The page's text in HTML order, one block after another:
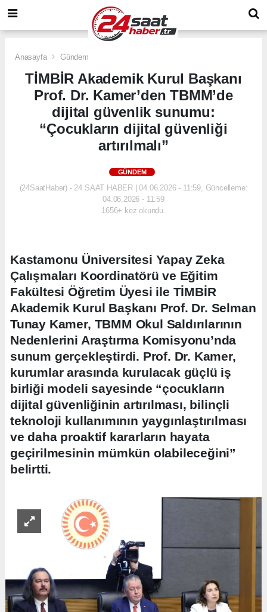
Anasayfa Gündem
TİMBİR Akademik Kurul Başkanı
Prof. Dr. Kamer’den TBMM’de
dijital güvenlik sunumu:
“Çocukların dijital güvenliği
artırılmalı”
GÜNDEM
(24SaatHaber) - 24 SAAT HABER | 04.06.2026 - 11:59, Güncelleme:
04.06.2026 - 11:59
1656+ kez okundu.
Kastamonu Üniversitesi Yapay Zeka
Çalışmaları Koordinatörü ve Eğitim
Fakültesi Öğretim Üyesi ile TİMBİR
Akademik Kurul Başkanı Prof. Dr. Selman
Tunay Kamer, TBMM Okul Saldırılarının
Nedenlerini Araştırma Komisyonu’nda
sunum gerçekleştirdi. Prof. Dr. Kamer,
kurumlar arasında kurulacak güçlü iş
birliği modeli sayesinde “çocukların
dijital güvenliğinin artırılması, bilinçli
teknoloji kullanımının yaygınlaştırılması
ve daha proaktif kararların hayata
geçirilmesinin mümkün olabileceğini”
belirtti.